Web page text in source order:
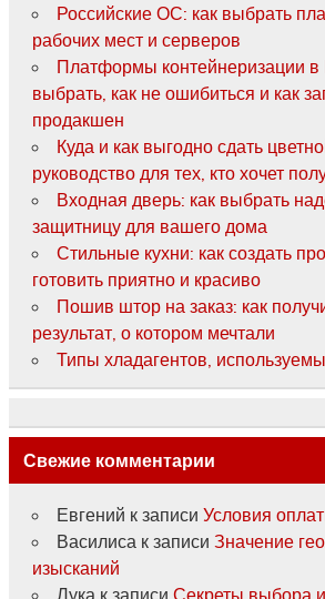
Российские ОС: как выбрать
рабочих мест и серверов
Платформы контейнеризации в
выбрать, как не ошибиться и как
продакшен
Куда и как выгодно сдать
руководство для тех, кто хочет
Входная дверь: как выбрать
защитницу для вашего дома
Стильные кухни: как создать
готовить приятно и красиво
Пошив штор на заказ: как
результат, о котором мечтали
Типы хладагентов,
Свежие комментарии
Евгений к записи Условия
Василиса к записи Значение
изысканий
Лука к записи Секреты выбора